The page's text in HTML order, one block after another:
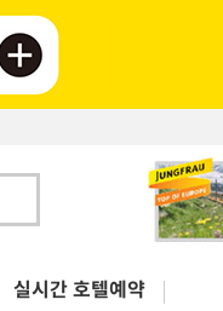
실시간 호텔예약